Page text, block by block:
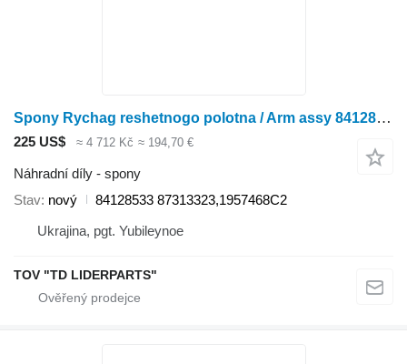
Spony Rychag reshetnogo polotna / Arm assy 84128533 pro sklízecí mlátičku Case IH 5088,6088,5130
225 US$ ≈ 4 712 Kč ≈ 194,70 €
Náhradní díly - spony
Stav nový
84128533 87313323,1957468C2
Ukrajina, pgt. Yubileynoe
TOV "TD LIDERPARTS"